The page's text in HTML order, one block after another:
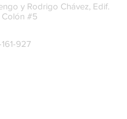
y Rodrigo Chávez, Edif.
Colón #5
927